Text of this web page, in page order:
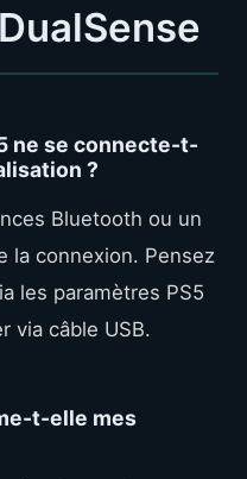
ne se connecte-t-
?
Bluetooth ou un
la connexion. Pensez
les paramètres PS5
via câble USB.
t-elle mes